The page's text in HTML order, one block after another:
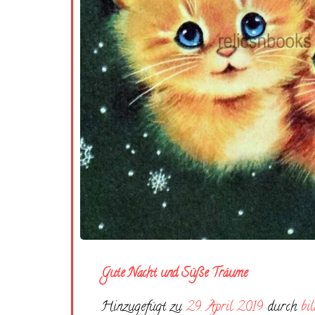
Gute Nacht und Süße Träume
Hinzugefügt zu29. April 2019 durch